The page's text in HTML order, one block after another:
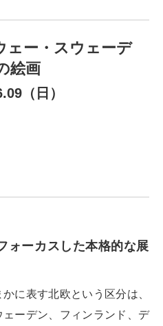
ー・スウェーデ
絵画
（日）
ォーカスした本格的な展
に表す北欧という区分は、
ーデン、フィンランド、デ